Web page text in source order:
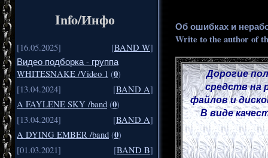
Info/Инфо
[16.05.2025] [BAND W]
Видео подборка - группа
WHITESNAKE /Video 1 (0)
[13.04.2024]
[BAND A]
A FAYLENE SKY /band (0)
[13.04.2024]
[BAND A]
A DYING EMBER /band (0)
[01.03.2021]
[BAND B]
Об ошибках и
Write to the author of
Дорогие
средств на
файлов и
В виде